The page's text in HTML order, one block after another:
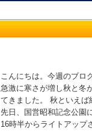
こんにちは。今週のブロ
急激に寒さが増し秋と冬
てきました。 秋といえば
先日、国営昭和記念公園
16時半からライトアップ